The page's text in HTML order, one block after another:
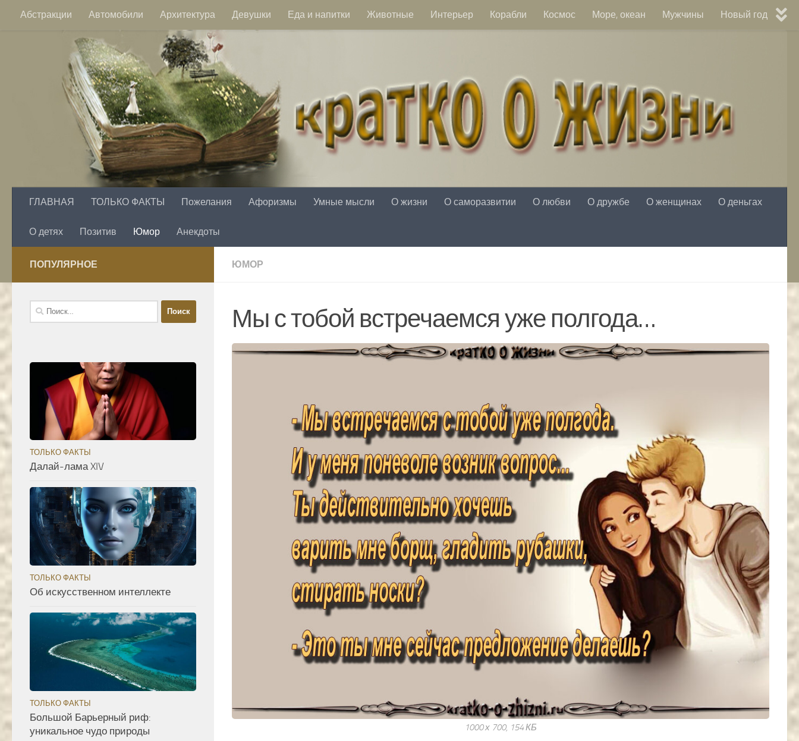
Перейти к содержимому
Абстракции Автомобили Архитектура Девушки Еда и напитки Животные Интерьер Корабли Космос Море, океан Мужчины Новый год
Фэнтези
ГЛАВНАЯ ТОЛЬКО ФАКТЫ Пожелания Афоризмы Умные мысли О жизни О саморазвитии О любви О дружбе О женщинах О деньгах
О детях Позитив Юмор Анекдоты
ЮМОР
Мы с тобой встречаемся уже полгода…
1000 х 700, 154 КБ
ПОПУЛЯРНОЕ
Найти:
ТОЛЬКО ФАКТЫ
Далай-лама XIV
ТОЛЬКО ФАКТЫ
Об искусственном интеллекте
ТОЛЬКО ФАКТЫ
Большой Барьерный риф:
уникальное чудо природы